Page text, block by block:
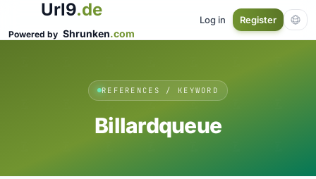
Url9.de
Powered by Shrunken.com
Log in Register
REFERENCES / KEYWORD
Billardqueue